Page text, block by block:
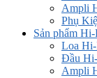
Ampli
Phụ
Sản phẩm Hi-
Loa
Đầu
Ampli